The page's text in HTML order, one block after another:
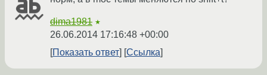
dima1981 ★
26.06.2014 17:16:48 +00:00
Показать ответ
Ссылка